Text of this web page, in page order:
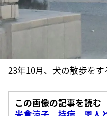
23年10月、犬の散歩をす
この画像の記事を読む